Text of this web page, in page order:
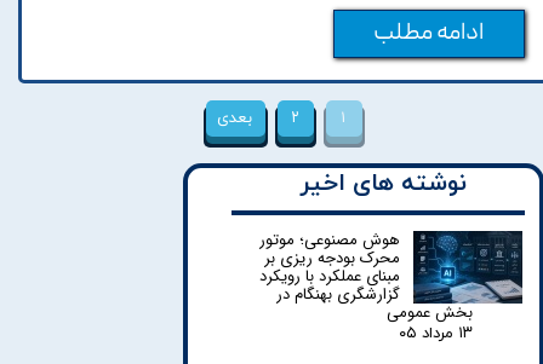
ادامه مطلب
۱ ۲ بعدی
نوشته های اخیر
هوش مصنوعی؛ موتور
محرک بودجه ریزی بر
مبنای عملکرد با رویکرد
گزارشگری بهنگام در
بخش عمومی
۱۳ مرداد ۰۵